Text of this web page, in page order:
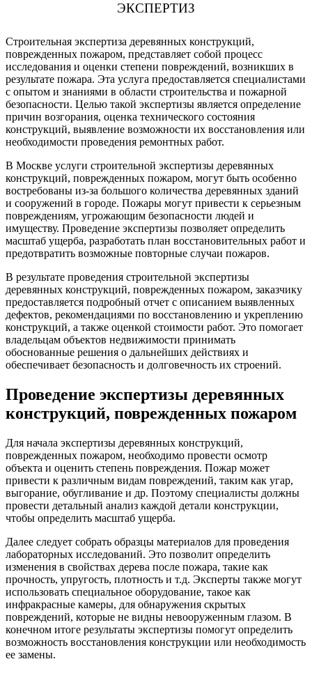
ЭКСПЕРТИЗ
Строительная экспертиза деревянных конструкций,
поврежденных пожаром, представляет собой процесс
исследования и оценки степени повреждений, возникших в
результате пожара. Эта услуга предоставляется специалистами
с опытом и знаниями в области строительства и пожарной
безопасности. Целью такой экспертизы является определение
причин возгорания, оценка технического состояния
конструкций, выявление возможности их восстановления или
необходимости проведения ремонтных работ.
В Москве услуги строительной экспертизы деревянных
конструкций, поврежденных пожаром, могут быть особенно
востребованы из-за большого количества деревянных зданий
и сооружений в городе. Пожары могут привести к серьезным
повреждениям, угрожающим безопасности людей и
имуществу. Проведение экспертизы позволяет определить
масштаб ущерба, разработать план восстановительных работ и
предотвратить возможные повторные случаи пожаров.
В результате проведения строительной экспертизы
деревянных конструкций, поврежденных пожаром, заказчику
предоставляется подробный отчет с описанием выявленных
дефектов, рекомендациями по восстановлению и укреплению
конструкций, а также оценкой стоимости работ. Это помогает
владельцам объектов недвижимости принимать
обоснованные решения о дальнейших действиях и
обеспечивает безопасность и долговечность их строений.
Проведение экспертизы деревянных
конструкций, поврежденных пожаром
Для начала экспертизы деревянных конструкций,
поврежденных пожаром, необходимо провести осмотр
объекта и оценить степень повреждения. Пожар может
привести к различным видам повреждений, таким как угар,
выгорание, обугливание и др. Поэтому специалисты должны
провести детальный анализ каждой детали конструкции,
чтобы определить масштаб ущерба.
Далее следует собрать образцы материалов для проведения
лабораторных исследований. Это позволит определить
изменения в свойствах дерева после пожара, такие как
прочность, упругость, плотность и т.д. Эксперты также могут
использовать специальное оборудование, такое как
инфракрасные камеры, для обнаружения скрытых
повреждений, которые не видны невооруженным глазом. В
конечном итоге результаты экспертизы помогут определить
возможность восстановления конструкции или необходимость
ее замены.